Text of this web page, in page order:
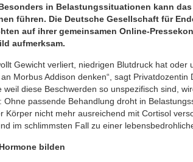
in Belastungssituationen kann
führen. Die Deutsche Gesellschaft für
auf ihrer gemeinsamen Online-
aufmerksam.
Gewicht verliert, niedrigen Blutdruck hat oder
Morbus Addison denken“, sagt Privatdozentin
diese Beschwerden so unspezifisch sind,
passende Behandlung droht in
Körper nicht mehr ausreichend mit Cortisol
im schlimmsten Fall zu einer
bilden